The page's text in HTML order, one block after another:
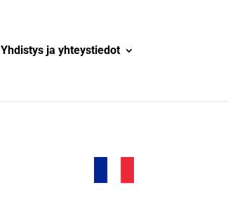
Yhdistys ja yhteystiedot